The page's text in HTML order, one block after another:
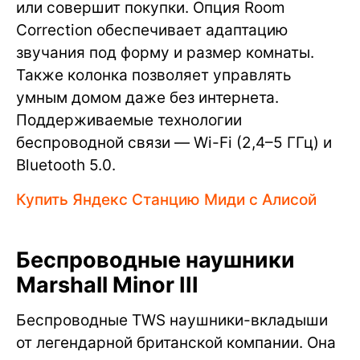
или совершит покупки. Опция Room
Correction обеспечивает адаптацию
звучания под форму и размер комнаты.
Также колонка позволяет управлять
умным домом даже без интернета.
Поддерживаемые технологии
беспроводной связи — Wi-Fi (2,4–5 ГГц) и
Bluetooth 5.0.
Купить Яндекс Станцию Миди с Алисой
Беспроводные наушники
Marshall Minor III
Беспроводные TWS наушники-вкладыши
от легендарной британской компании. Она